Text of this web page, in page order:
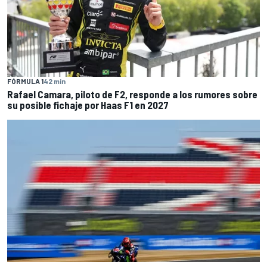
FÓRMULA 142 min
Rafael Camara, piloto de F2, responde a los rumores sobre
su posible fichaje por Haas F1 en 2027